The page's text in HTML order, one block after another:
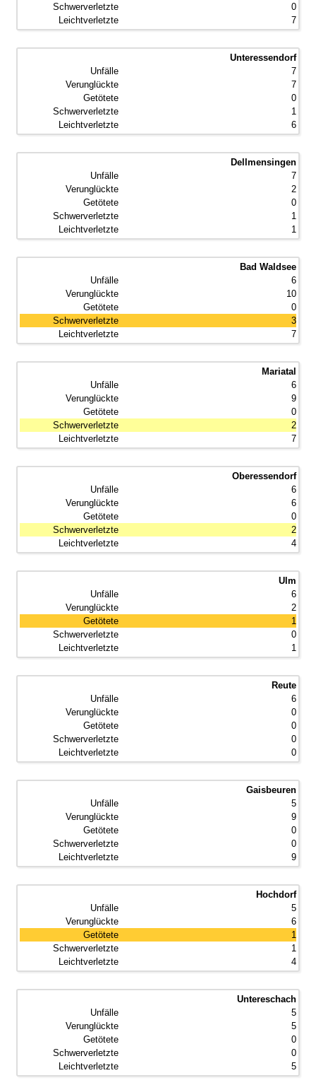
0
7
Unteressendorf
7
7
0
1
6
Dellmensingen
7
2
0
1
1
Bad Waldsee
6
10
0
3
7
Mariatal
6
9
0
2
7
Oberessendorf
6
6
0
2
4
Ulm
6
2
1
0
1
Reute
6
0
0
0
0
Gaisbeuren
5
9
0
0
9
Hochdorf
5
6
1
1
4
Untereschach
5
5
0
0
5